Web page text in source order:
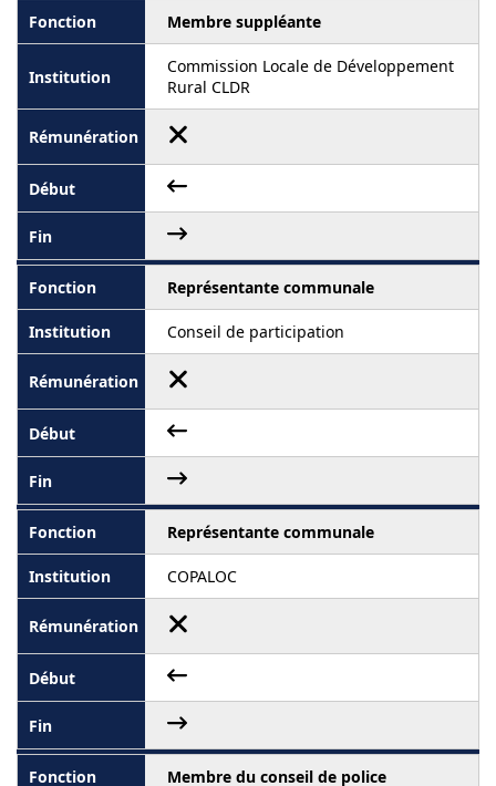
Membre suppléante
Commission Locale de Développement
Rural CLDR
Représentante communale
Conseil de participation
Représentante communale
COPALOC
Membre du conseil de police